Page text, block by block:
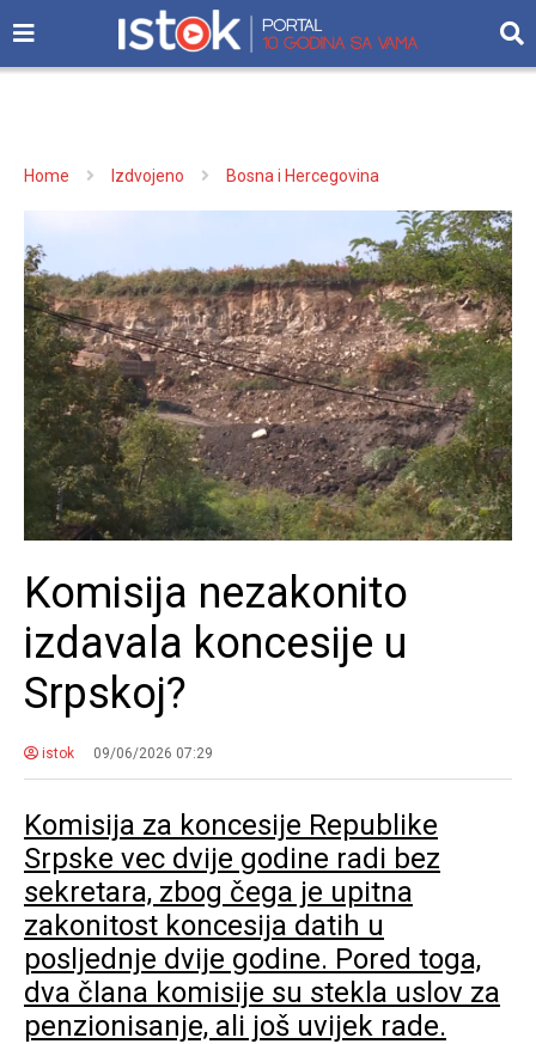
Home Izdvojeno Bosna i Hercegovina
Komisija nezakonito
izdavala koncesije u
Srpskoj?
istok 09/06/2026 07:29
Komisija za koncesije Republike
Srpske vec dvije godine radi bez
sekretara, zbog čega je upitna
zakonitost koncesija datih u
posljednje dvije godine. Pored toga,
dva člana komisije su stekla uslov za
penzionisanje, ali još uvijek rade.